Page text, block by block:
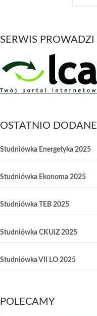
SERWIS PROWADZI
OSTATNIO DODANE
Studniówka Energetyka 2025
Studniówka Ekonoma 2025
Studniówka TEB 2025
Studniówka CKUiZ 2025
Studniówka VII LO 2025
POLECAMY